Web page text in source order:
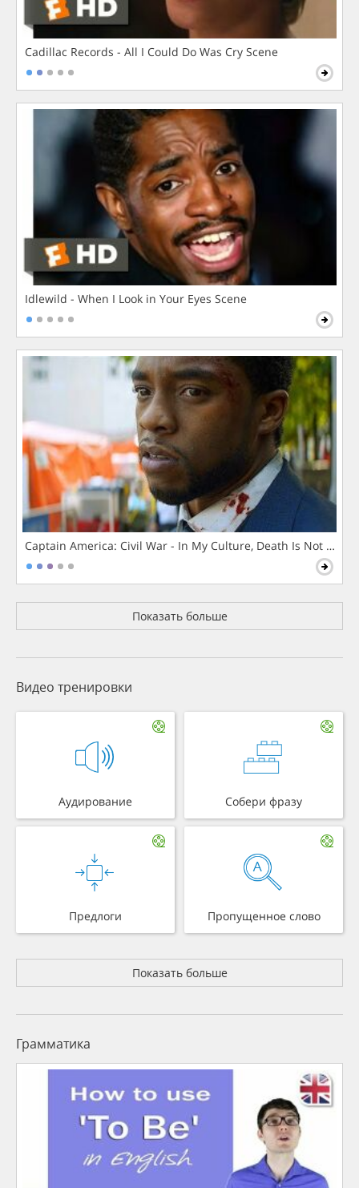
Cadillac Records - All I Could Do Was Cry Scene
Idlewild - When I Look in Your Eyes Scene
Captain America: Civil War - In My Culture, Death Is Not The
Показать больше
Видео тренировки
Аудирование Собери фразу
Предлоги Пропущенное слово
Показать больше
Грамматика